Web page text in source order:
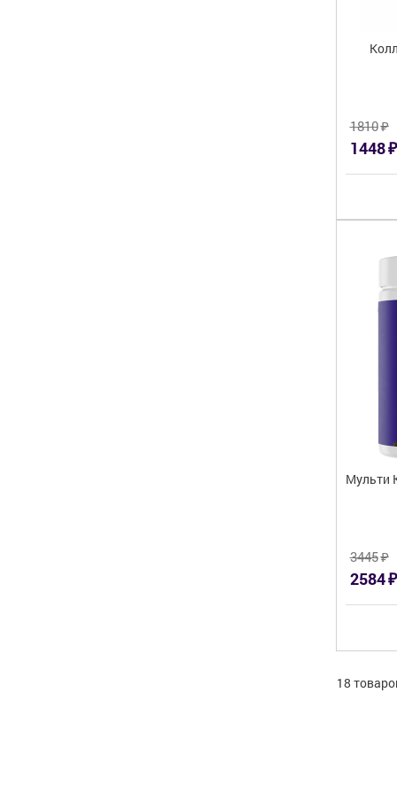
1810₽
1448₽
Мульти
3445₽
2584₽
18